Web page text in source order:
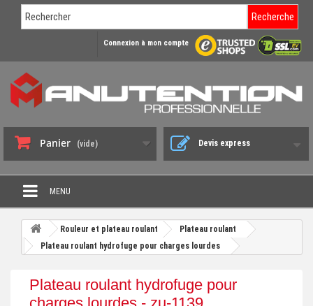
Recherche
Connexion à mon compte
Panier (vide) Devis express
MENU
PROMO DÉSTOCKAGE
CHARIOT DE MANUTENTION
BENNE BASCULANTE
Rouleur et plateau roulant
Plateau roulant
Plateau roulant hydrofuge pour charges lourdes
Plateau roulant hydrofuge pour